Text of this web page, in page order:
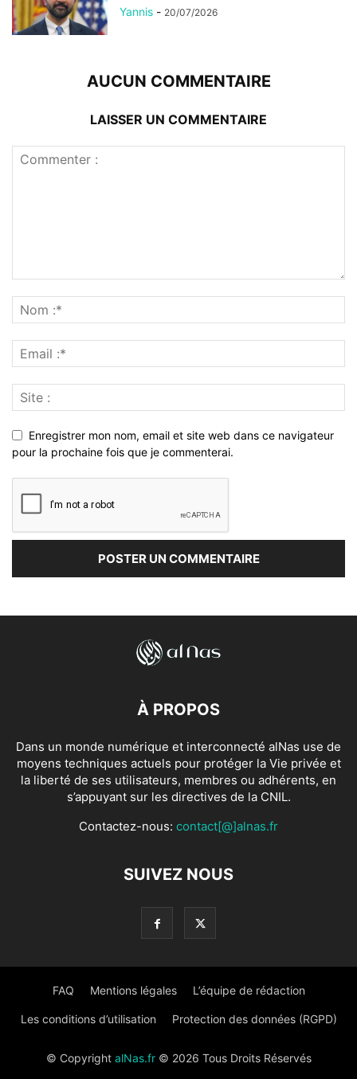
Yannis - 20/07/2026
AUCUN COMMENTAIRE
LAISSER UN COMMENTAIRE
Enregistrer mon nom, email et site web dans ce navigateur
pour la prochaine fois que je commenterai.
À PROPOS
Dans un monde numérique et interconnecté alNas use de
moyens techniques actuels pour protéger la Vie privée et
la liberté de ses utilisateurs, membres ou adhérents, en
s’appuyant sur les directives de la CNIL.
Contactez-nous: contact[@]alnas.fr
SUIVEZ NOUS
FAQ Mentions légales L’équipe de rédaction
Les conditions d’utilisation Protection des données (RGPD)
© Copyright alNas.fr© 2026 Tous Droits Réservés